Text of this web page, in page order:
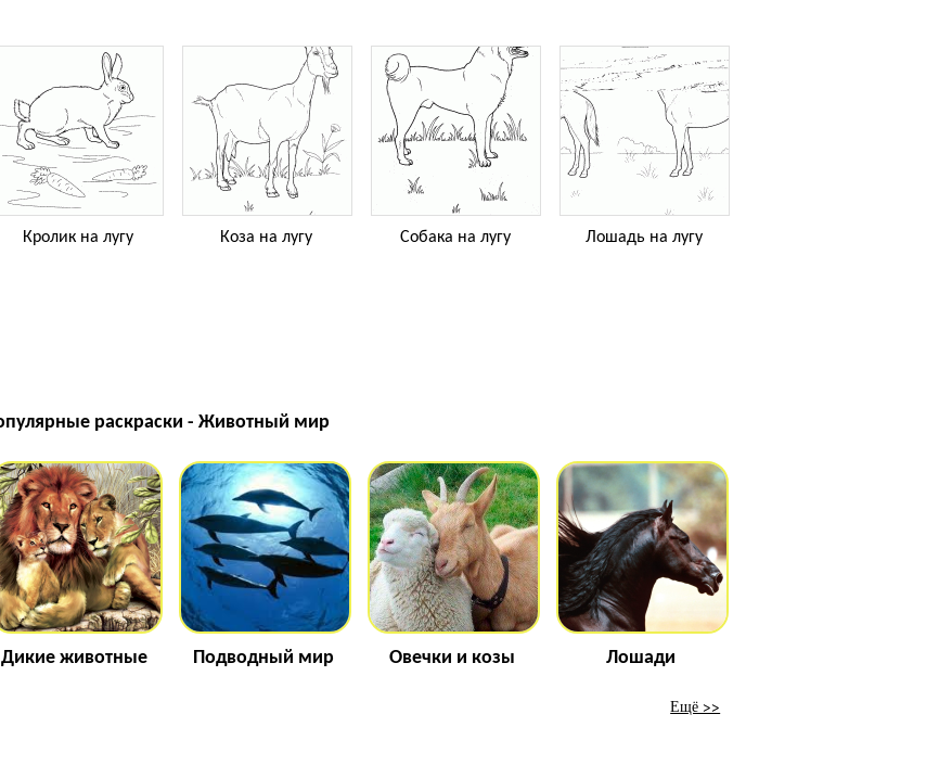
Кролик на лугу Коза на лугу Собака на лугу Лошадь на лугу
раскраски - Животный мир
Дикие животные Подводный мир Овечки и козы Лошади
Ещё >>